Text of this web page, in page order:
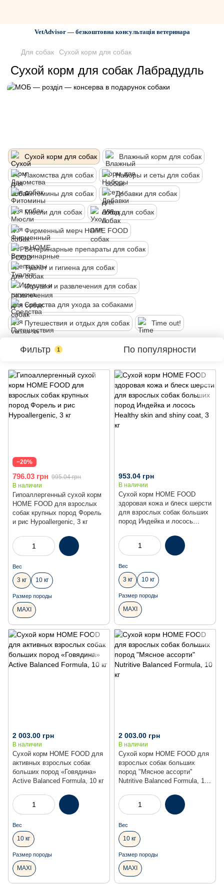
VetAdvisor — безкоштовна консультація ветеринара
Для собак Сухой корм для собак
Сухой корм для собак Лабрадудль
Сухой корм для собак Влажный корм для собак
Лакомства для собак Наборы и сеты для собак
Фитомины для собак Добавки для собак
Мюсли для собак Уход для собак
Фирменный мерч HOME FOOD
Ветеринарные препараты для собак
Туалет и гигиена для собак
Игрушки и развлечения для собак
Средства для ухода за собаками
Путешествия и отдых для собак Time out!
Фильтр 1 По популярности
−20%
Гипоаллергенный сухой корм
HOME FOOD для взрослых
собак крупных пород Форель
и рис Hypoallergenic, 3 кг
796.03 грн 995.04 грн
В наличии
Вес
3 кг 10 кг
Размер породы
MAXI
Сухой корм HOME FOOD
здоровая кожа и блеск шерсти
для взрослых собак больших
пород Индейка и лосось
кг
953.04 грн
В наличии
Вес
3 кг 10 кг
Размер породы
MAXI
Сухой корм HOME FOOD для
активных взрослых собак
больших пород «Говядина»
Active Balanced Formula, 10 кг
2 003.00 грн
В наличии
Вес
10 кг
Размер породы
MAXI
Сухой корм HOME FOOD для
взрослых собак больших
пород "Мясное ассорти"
Nutritive Balanced Formula, 10
2 003.00 грн
В наличии
Вес
10 кг
Размер породы
MAXI